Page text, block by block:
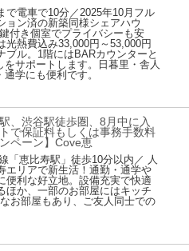
で電車で10分／2025年10月フル
ョン済の新築同様シェアハウ
付き個室でプライバシーも安
光熱費込み33,000円～53,000円
ブル。1階にはBARカウンターと
サポートします。日暮里・舎人
学にも便利です。
駅、渋谷駅徒歩圏、8月中に入
で保証料もしくは事務手数料
ペーン】Cove恵
「恵比寿駅」徒歩10分以内／ 人
エリアで新生活！通勤・通学や
便利な好立地。設備充実で快適
ほか、一部のお部屋にはキッチ
お部屋もあり、ご友人同士での